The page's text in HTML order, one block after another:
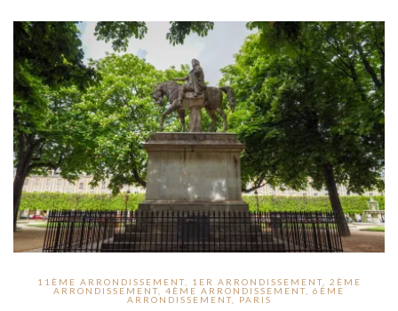
11ÈME ARRONDISSEMENT, 1ER ARRONDISSEMENT, 2ÈME
ARRONDISSEMENT
4ÈME ARRONDISSEMENT
6ÈME
ARRONDISSEMENT, PARIS